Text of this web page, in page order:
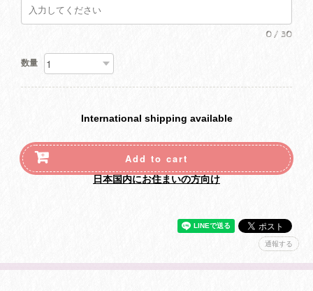
0 / 30
数量
International shipping available
Add to cart
日本国内にお住まいの方向け
通報する